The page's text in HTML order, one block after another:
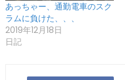
あっちゃー、通勤電車のスク
ラムに負けた、、、
2019年12月18日
日記